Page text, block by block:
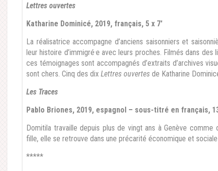
Lettres ouvertes
Katharine Dominicé, 2019, français, 5 x 7′
La réalisatrice accompagne d’anciens saisonniers et
leur histoire d’immigré·e avec leurs proches. Filmés dans
ces témoignages sont accompagnés d’extraits d’archives
sont chers. Cinq des dix Lettres ouvertes de Katharine
Les Traces
Pablo Briones, 2019, espagnol – sous-titré en français,
Domitila travaille depuis plus de vingt ans à Genève
fille, elle se retrouve dans une précarité économique et
*****